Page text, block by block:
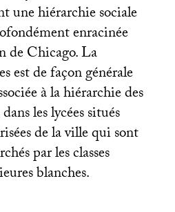
une hiérarchie sociale
enracinée
de Chicago. La
est de façon générale
à la hiérarchie des
les lycées situés
de la ville qui sont
par les classes
blanches.